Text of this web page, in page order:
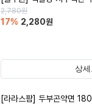
2,780원
17% 2,280원
상세
[라라스팜] 두부곤약면